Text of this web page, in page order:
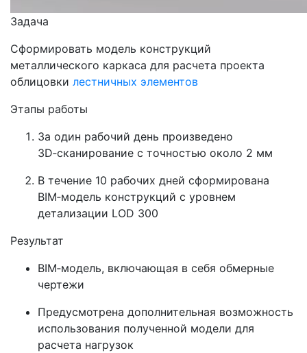
Задача
Сформировать модель конструкций
металлического каркаса для расчета проекта
облицовки лестничных элементов
Этапы работы
За один рабочий день произведено
3D‑сканирование с точностью около 2 мм
В течение 10 рабочих дней сформирована
BIM‑модель конструкций с уровнем
детализации LOD 300
Результат
BIM‑модель, включающая в себя обмерные
чертежи
Предусмотрена дополнительная возможность
использования полученной модели для
расчета нагрузок